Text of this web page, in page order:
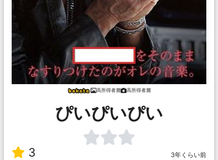
高所得者層 高所得者層
ぴいぴいぴい
3 3年くらい前